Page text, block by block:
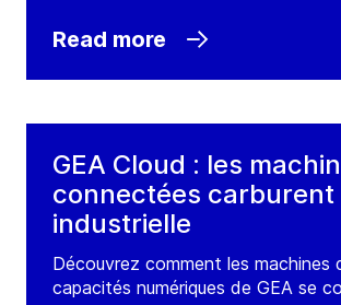
Read more
GEA Cloud : les
connectées carburent
industrielle
Découvrez comment les machines
capacités numériques de GEA se